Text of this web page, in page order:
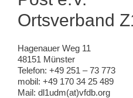
Ortsverband
Hagenauer Weg 11
48151 Münster
Telefon: +49 251 – 73 773
mobil: +49 170 34 25 489
Mail: dl1udm(at)vfdb.org